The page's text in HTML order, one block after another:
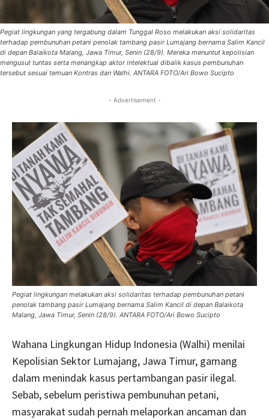
Pegiat lingkungan yang tergabung dalam Tunggal Roso melakukan aksi solidaritas
terhadap pembunuhan petani penolak tambang pasir Lumajang bernama Salim Kancil
di depan Balaikota Malang, Jawa Timur, Senin (28/9). Mereka menuntut kepolisian
mengusut tuntas serta menangkap aktor intelektual dibalik kasus pembunuhan
tersebut sesuai temuan Kontras dan Walhi. ANTARA FOTO/Ari Bowo Sucipto
- Advertisement -
Pegiat lingkungan melakukan aksi solidaritas terhadap pembunuhan petani
penolak tambang pasir Lumajang bernama Salim Kancil di depan Balaikota
Malang, Jawa Timur, Senin (28/9). ANTARA FOTO/Ari Bowo Sucipto
Wahana Lingkungan Hidup Indonesia (Walhi) menilai
Kepolisian Sektor Lumajang, Jawa Timur, gamang
dalam menindak kasus pertambangan pasir ilegal.
Sebab, sebelum peristiwa pembunuhan petani,
masyarakat sudah pernah melaporkan ancaman dan